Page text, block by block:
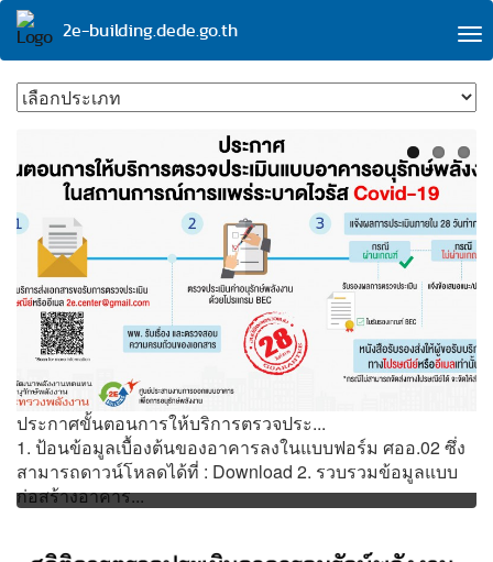
Skip
main
content
2e-building.dede.go.th
ประกาศขั้นตอนการให้บริการตรวจประ...
1. ป้อนข้อมูลเบื้องต้นของอาคารลงในแบบฟอร์ม ศออ.02 ซึ่ง
สามารถดาวน์โหลดได้ที่ : Download 2. รวบรวมข้อมูลแบบ
ก่อสร้างอาคาร...